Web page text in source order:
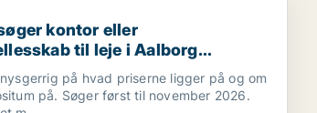
til leje i Middelfart, Egtved
kontor eller kontorfællesskab til leje i
kontor eller
til leje i Aalborg
Nørresundby
på hvad priserne ligger på og om
på. Søger først til november 2026.